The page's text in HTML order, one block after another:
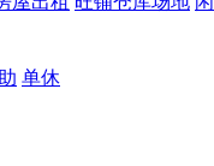
单休